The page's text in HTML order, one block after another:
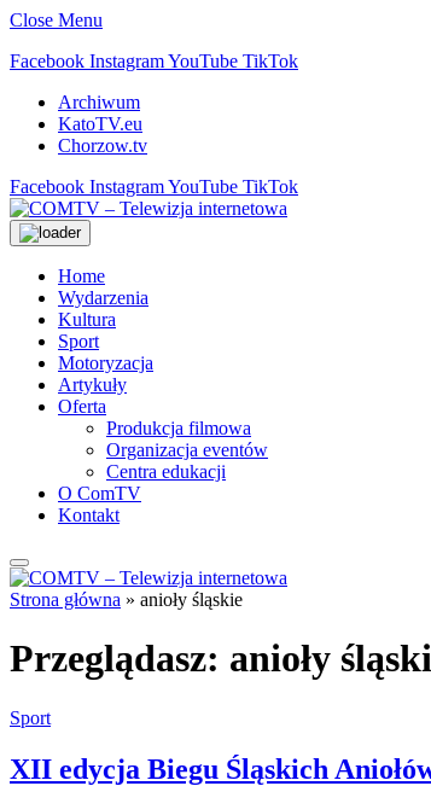
Close Menu
Facebook InstagramYouTube TikTok
Archiwum
KatoTV.eu
Chorzow.tv
Facebook InstagramYouTube TikTok
Home
Wydarzenia
Kultura
Sport
Motoryzacja
Artykuły
Oferta
Produkcja filmowa
Organizacja eventów
Centra edukacji
O ComTV
Kontakt
Strona główna » anioły śląskie
Przeglądasz: anioły
Sport
XII edycja Biegu Śląskich